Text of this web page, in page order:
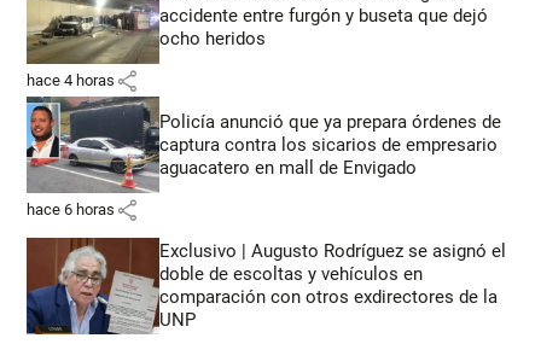
accidente entre furgón y buseta que dejó
ocho heridos
hace 4 horas share
Policía anunció que ya prepara órdenes de
captura contra los sicarios de empresario
aguacatero en mall de Envigado
hace 6 horas share
Exclusivo | Augusto Rodríguez se asignó el
doble de escoltas y vehículos en
comparación con otros exdirectores de la
UNP